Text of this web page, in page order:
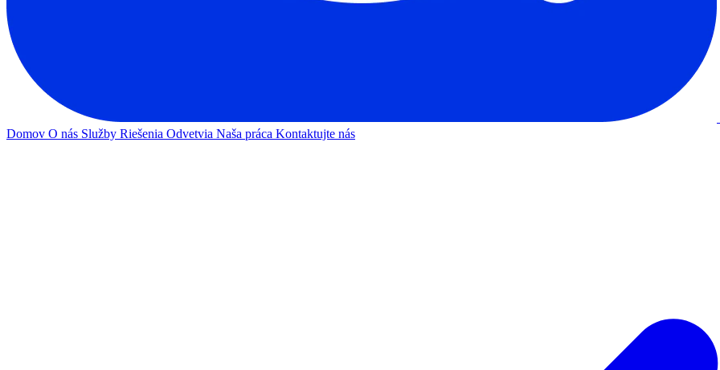
Domov O nás Služby Riešenia Odvetvia Naša práca Kontaktujte nás